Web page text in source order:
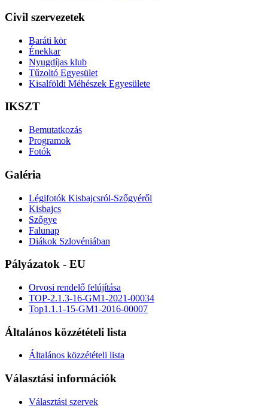
Civil szervezetek
Baráti kör
Énekkar
Nyugdíjas klub
Tűzoltó Egyesület
Kisalföldi Méhészek Egyesülete
IKSZT
Bemutatkozás
Programok
Fotók
Galéria
Légifotók Kisbajcsról-Szőgyéről
Kisbajcs
Szőgye
Falunap
Diákok Szlovéniában
Pályázatok - EU
Orvosi rendelő felújítása
TOP-2.1.3-16-GM1-2021-00034
Top1.1.1-15-GM1-2016-00007
Általános közzétételi lista
Általános közzétételi lista
Választási információk
Választási szervek